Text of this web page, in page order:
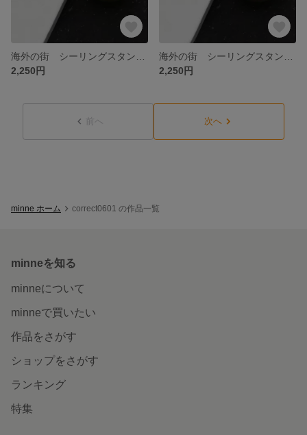
2,250円
2,250円
前へ 次へ
minne ホーム correct0601 の作品一覧
minneを知る
minneについて
minneで買いたい
作品をさがす
ショップをさがす
ランキング
特集